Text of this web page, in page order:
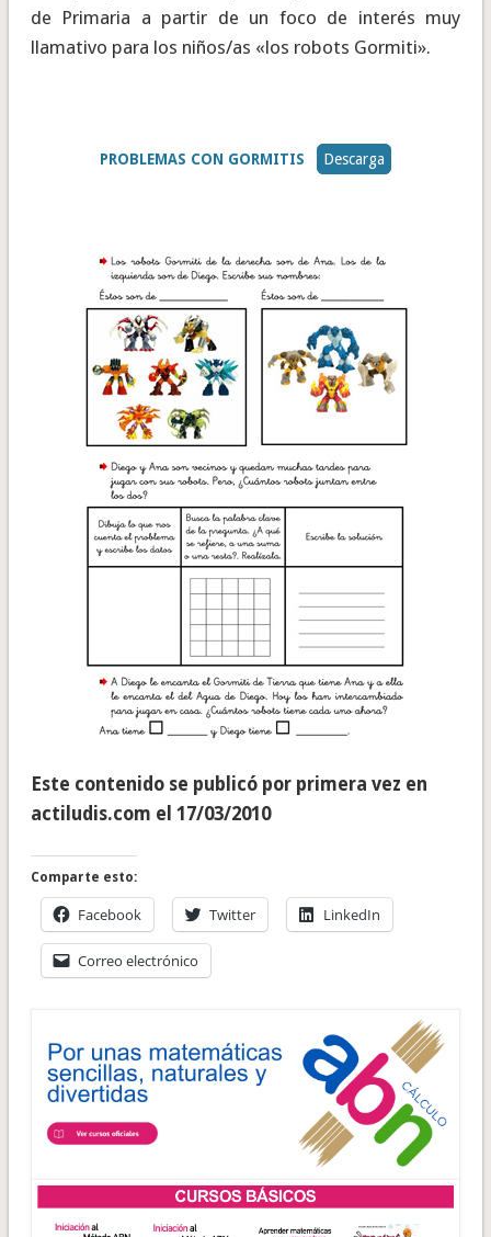
de Primaria a partir de un foco de interés muy
llamativo para los niños/as «los robots Gormiti».
PROBLEMAS CON GORMITIS Descarga
Este contenido se publicó por primera vez en
actiludis.com el 17/03/2010
Comparte esto:
Facebook Twitter LinkedIn
Correo electrónico